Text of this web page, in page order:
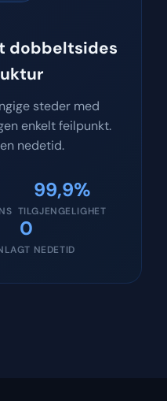
dobbeltsides
steder med
enkelt feilpunkt.
nedetid.
99,9%
TILGJENGELIGHET
0
NEDETID